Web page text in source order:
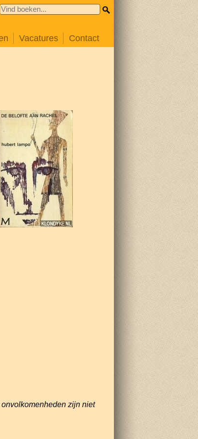
Vacatures Contact
zijn niet